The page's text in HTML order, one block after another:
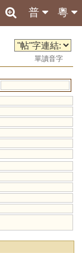
粵
普
單讀音字